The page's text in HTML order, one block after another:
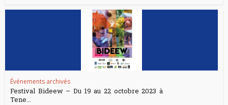
Événements archivés
Festival Bideew – Du 19 au 22 octobre 2023 à
Tene...